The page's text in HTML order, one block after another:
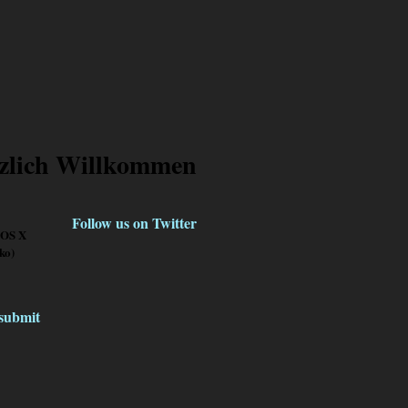
Willkommen
Follow us on Twitter
X